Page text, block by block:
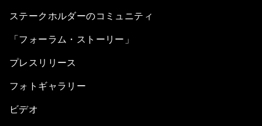
ステークホルダーのコミュニティ
「フォーラム・ストーリー」
プレスリリース
フォトギャラリー
ビデオ